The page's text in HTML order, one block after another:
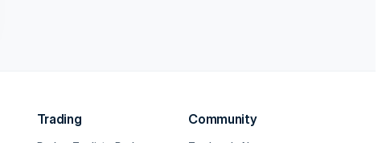
Trading Community